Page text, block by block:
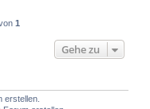
1
Gehe zu
erstellen.